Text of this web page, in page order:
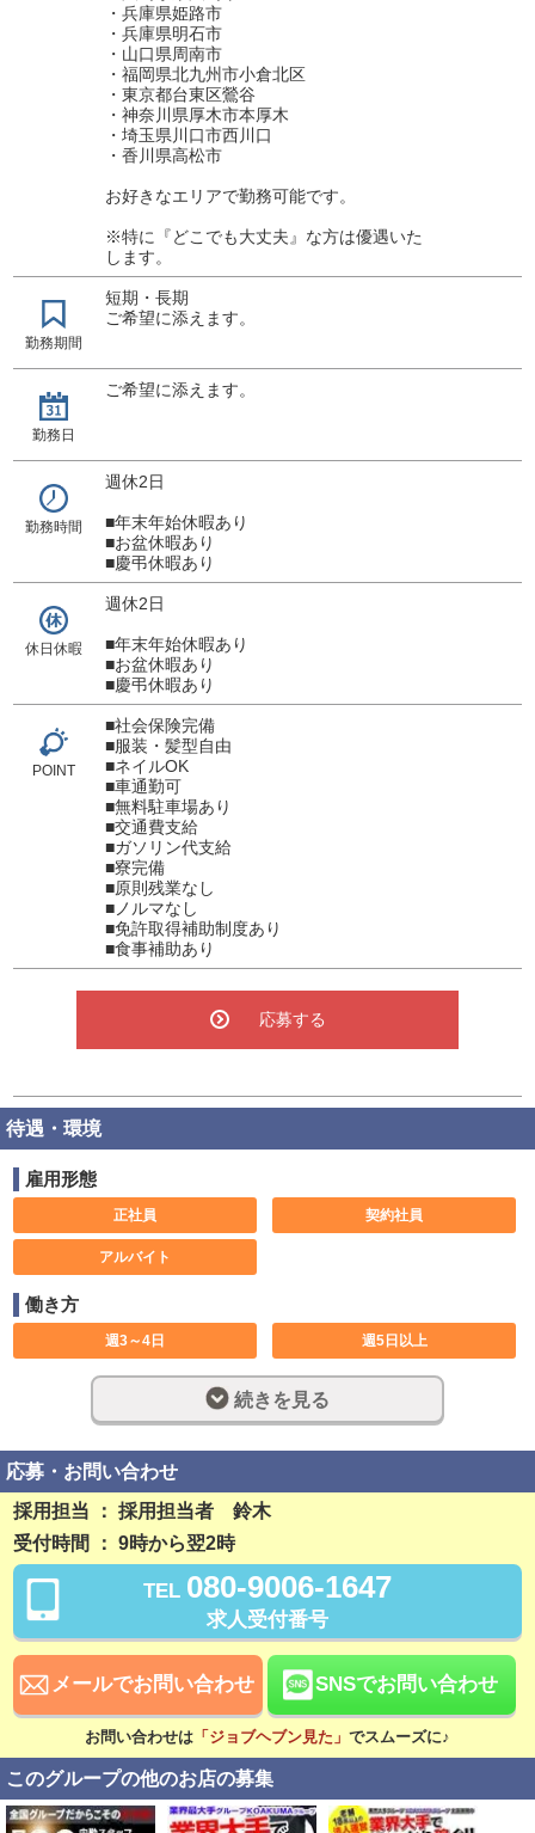
・兵庫県姫路市
・兵庫県明石市
・山口県周南市
・福岡県北九州市小倉北区
・東京都台東区鶯谷
・神奈川県厚木市本厚木
・埼玉県川口市西川口
・香川県高松市
お好きなエリアで勤務可能です。
※特に『どこでも大丈夫』な方は優遇いた
します。
勤務期間
短期・長期
ご希望に添えます。
勤務日
ご希望に添えます。
勤務時間
週休2日
■年末年始休暇あり
■お盆休暇あり
■慶弔休暇あり
休日休暇
週休2日
■年末年始休暇あり
■お盆休暇あり
■慶弔休暇あり
POINT
■社会保険完備
■服装・髪型自由
■ネイルOK
■車通勤可
■無料駐車場あり
■交通費支給
■ガソリン代支給
■寮完備
■原則残業なし
■ノルマなし
■免許取得補助制度あり
■食事補助あり
応募する
待遇・環境
雇用形態
正社員 契約社員
アルバイト
働き方
週3～4日 週5日以上
大型連休あり 土日のみ可
休み希望対応可 1日5時間
1ヶ月以内
週休2日制
フルタイム
残業なし 勤務開始日相談可
稼ぎ方
日払い可 賞与あり
昇給あり 資格手当あり
待遇
社会保険完備 交通費支給
続きを見る
応募・お問い合わせ
採用担当 ： 採用担当者 鈴木
受付時間 ： 9時から翌2時
TEL 080-9006-1647
求人受付番号
メールでお問い合わせ SNSでお問い合わせ
お問い合わせは 「ジョブヘブン見た」 でスムーズに♪
このグループの他のお店の募集